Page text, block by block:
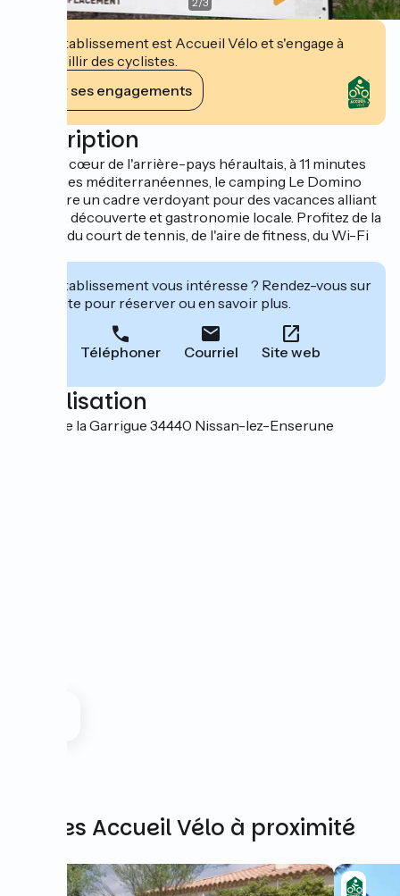
Cet établissement est Accueil Vélo et s'engage à
accueillir des cyclistes.
Voir ses engagements
Description
Situé au cœur de l'arrière-pays héraultais, à 11 minutes
des plages méditerranéennes, le camping Le Domino
vous offre un cadre verdoyant pour des vacances alliant
détente, découverte et gastronomie locale. Profitez de la
piscine, du court de tennis, de l'aire de fitness, du Wi-Fi
Cet établissement vous intéresse ? Rendez-vous sur
leur site pour réserver ou en savoir plus.
Téléphoner Courriel Site web
Localisation
Route de la Garrigue 34440 Nissan-lez-Enserune
Autres Accueil Vélo à proximité